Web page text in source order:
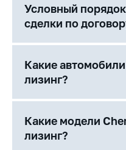
Условный
сделки по
Какие
лизинг?
Какие модели
лизинг?